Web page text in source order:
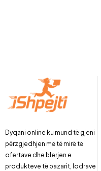
Dyqani online ku mund të gjeni
përzgjedhjen më të mirë të
ofertave dhe blerjen e
produkteve të pazarit, lodrave